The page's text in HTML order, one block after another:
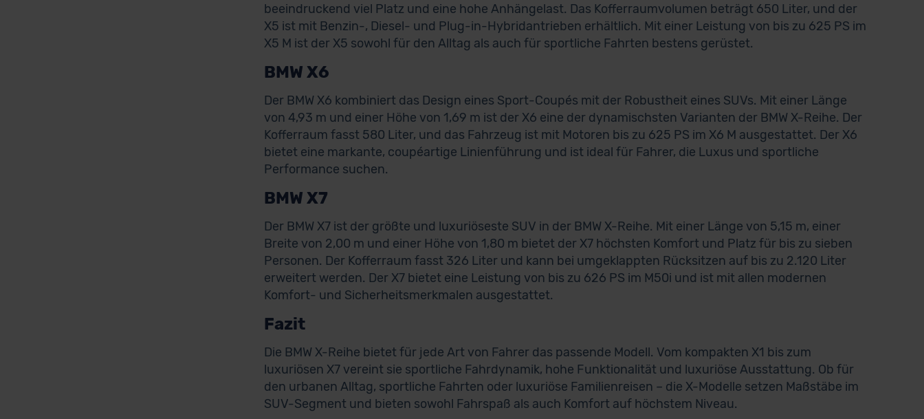
beeindruckend viel Platz und eine hohe Anhängelast. Das Kofferraumvolumen beträgt 650 Liter, und der
X5 ist mit Benzin-, Diesel- und Plug-in-Hybridantrieben erhältlich. Mit einer Leistung von bis zu 625 PS im
X5 M ist der X5 sowohl für den Alltag als auch für sportliche Fahrten bestens gerüstet.
BMW X6
Der BMW X6 kombiniert das Design eines Sport-Coupés mit der Robustheit eines SUVs. Mit einer Länge
von 4,93 m und einer Höhe von 1,69 m ist der X6 eine der dynamischsten Varianten der BMW X-Reihe. Der
Kofferraum fasst 580 Liter, und das Fahrzeug ist mit Motoren bis zu 625 PS im X6 M ausgestattet. Der X6
bietet eine markante, coupéartige Linienführung und ist ideal für Fahrer, die Luxus und sportliche
Performance suchen.
BMW X7
Der BMW X7 ist der größte und luxuriöseste SUV in der BMW X-Reihe. Mit einer Länge von 5,15 m, einer
Breite von 2,00 m und einer Höhe von 1,80 m bietet der X7 höchsten Komfort und Platz für bis zu sieben
Personen. Der Kofferraum fasst 326 Liter und kann bei umgeklappten Rücksitzen auf bis zu 2.120 Liter
erweitert werden. Der X7 bietet eine Leistung von bis zu 626 PS im M50i und ist mit allen modernen
Komfort- und Sicherheitsmerkmalen ausgestattet.
Fazit
Die BMW X-Reihe bietet für jede Art von Fahrer das passende Modell. Vom kompakten X1 bis zum
luxuriösen X7 vereint sie sportliche Fahrdynamik, hohe Funktionalität und luxuriöse Ausstattung. Ob für
den urbanen Alltag, sportliche Fahrten oder luxuriöse Familienreisen – die X-Modelle setzen Maßstäbe im
SUV-Segment und bieten sowohl Fahrspaß als auch Komfort auf höchstem Niveau.